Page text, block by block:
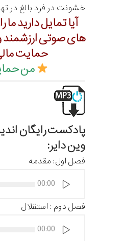
خشونت در فرد بالغ در
آیا تمایل دارید ما
های صوتی ارزشمند و
حمایت
من
پادکست رایگان
وین دایر:
فصل اول: مقدمه
صوت
00:00
فصل دوم : استقلال
صوت
00:00